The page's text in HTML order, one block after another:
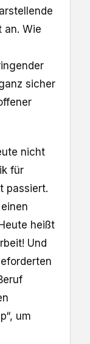
an. Wie
sicher
nicht
für
passiert.
heißt
Und
um